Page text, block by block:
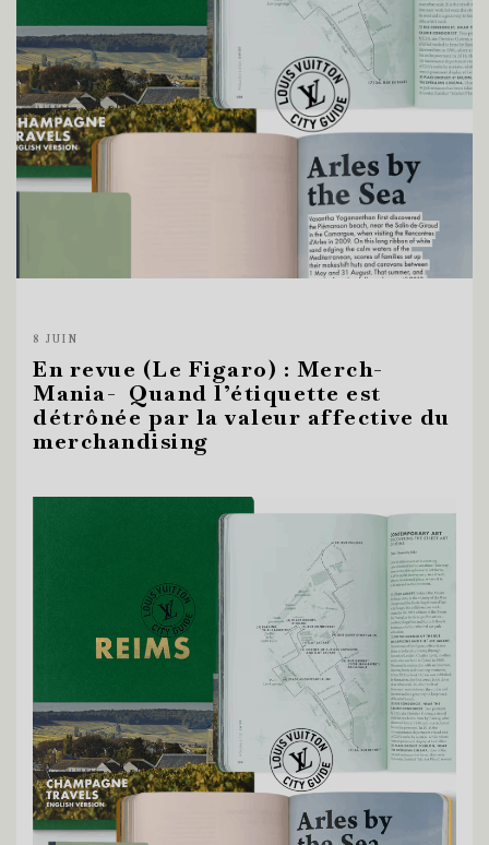
8 JUIN
En revue (Le Figaro) : Merch-
Mania- Quand l’étiquette est
détrônée par la valeur affective du
merchandising